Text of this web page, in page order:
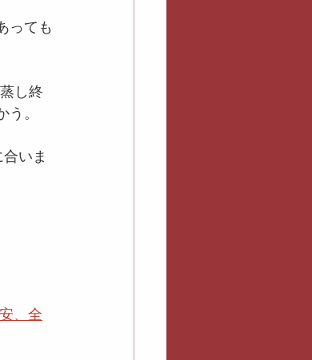
っても
し終
。
いま
、全